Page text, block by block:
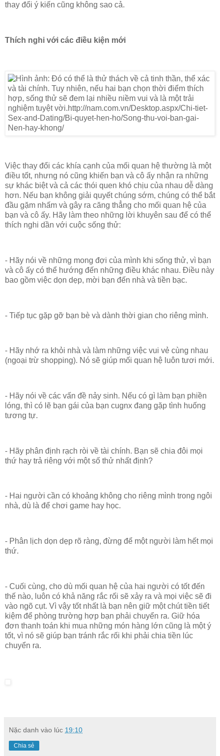
thay đổi ý kiến cũng không sao cả.
Thích nghi với các điều kiện mới
Việc thay đổi các khía cạnh của mối quan hệ thường là một
điều tốt, nhưng nó cũng khiến bạn và cô ấy nhận ra những
sự khác biệt và cả các thói quen khó chịu của nhau dễ dàng
hơn. Nếu bạn không giải quyết chúng sớm, chúng có thể bắt
đầu gặm nhấm và gây ra căng thẳng cho mối quan hệ của
bạn và cô ấy. Hãy làm theo những lời khuyên sau để có thể
thích nghi dần với cuộc sống thử:
- Hãy nói về những mong đợi của mình khi sống thử, vì bạn
và cô ấy có thể hướng đến những điều khác nhau. Điều này
bao gồm việc dọn dẹp, mời bạn đến nhà và tiền bạc.
- Tiếp tục gặp gỡ bạn bè và dành thời gian cho riêng mình.
- Hãy nhớ ra khỏi nhà và làm những việc vui vẻ cùng nhau
(ngoại trừ shopping). Nó sẽ giúp mối quan hệ luôn tươi mới.
- Hãy nói về các vấn đề nảy sinh. Nếu có gì làm bạn phiền
lóng, thì có lẽ bạn gái của bạn cugnx đang gặp tình huống
tương tự.
- Hãy phân định rạch ròi về tài chính. Bạn sẽ chia đôi mọi
thứ hay trả riêng với một số thử nhất định?
- Hai người cần có khoảng không cho riêng mình trong ngôi
nhà, dù là để chơi game hay học.
- Phân lịch dọn dẹp rõ ràng, đừng để một người làm hết mọi
thứ.
- Cuối cùng, cho dù mối quan hệ của hai người có tốt đến
thế nào, luôn có khả năng rắc rối sẽ xảy ra và mọi việc sẽ đi
vào ngõ cụt. Vì vậy tốt nhất là bạn nên giữ một chút tiền tiết
kiệm để phòng trường hợp bạn phải chuyển ra. Giữ hóa
đơn thanh toán khi mua những món hàng lớn cũng là một ý
tốt, vì nó sẽ giúp bạn tránh rắc rối khi phải chia tiền lúc
chuyển ra.
Nặc danh vào lúc 19:10
Chia sẻ